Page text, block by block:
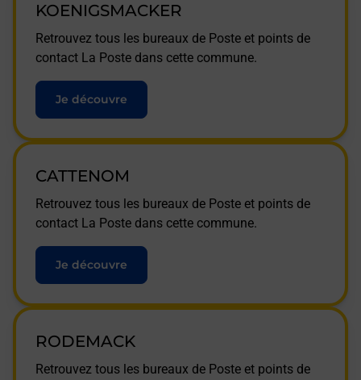
KOENIGSMACKER
Retrouvez tous les bureaux de Poste et points de
contact La Poste dans cette commune.
Je découvre
CATTENOM
Retrouvez tous les bureaux de Poste et points de
contact La Poste dans cette commune.
Je découvre
RODEMACK
Retrouvez tous les bureaux de Poste et points de